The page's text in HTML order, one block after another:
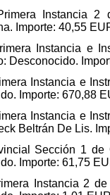
Instancia 2
Importe: 40,55
Instancia e
Desconocido.
Instancia e
Importe: 670,88
Instancia e
Beltrán De Lis.
Sección 1
Importe: 61,75
Instancia 2